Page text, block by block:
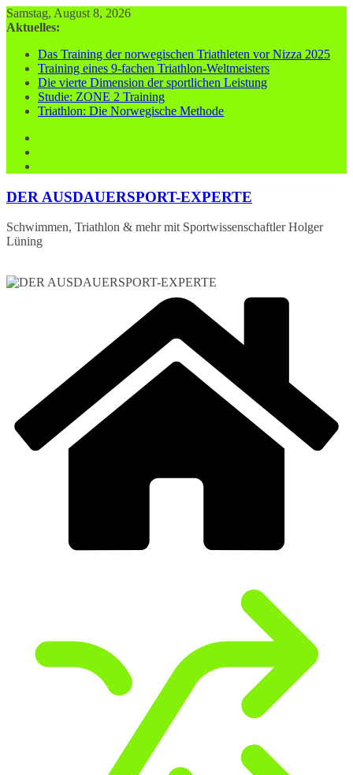
Zum
Inhalt
Samstag, August 8, 2026
Aktuelles:
Das Training der norwegischen Triathleten vor Nizza 2025
Training eines 9-fachen Triathlon-Weltmeisters
Die vierte Dimension der sportlichen Leistung
Studie: ZONE 2 Training
Triathlon: Die Norwegische Methode
DER AUSDAUERSPORT-EXPERTE
Schwimmen, Triathlon & mehr mit Sportwissenschaftler Holger
Lüning